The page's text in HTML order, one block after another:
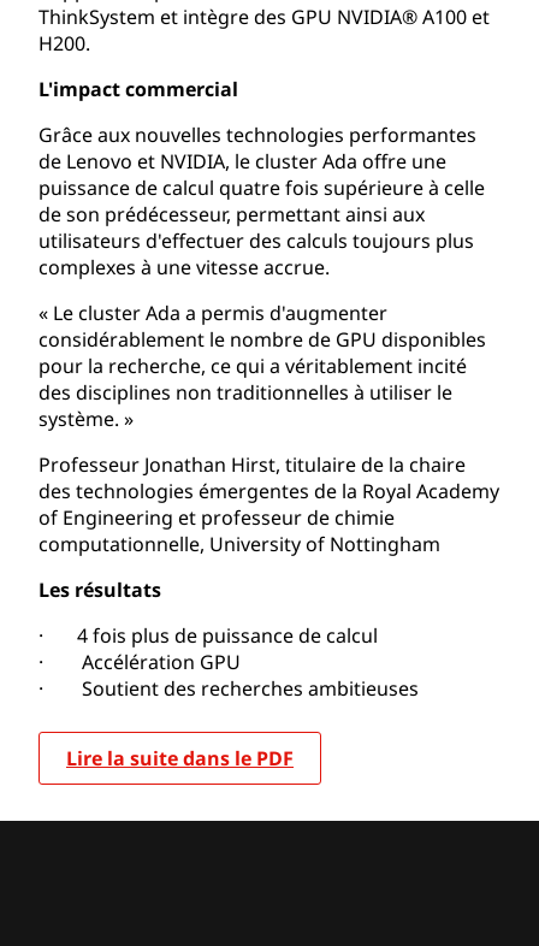
ThinkSystem et intègre des GPU NVIDIA® A100 et
H200.
L'impact commercial
Grâce aux nouvelles technologies performantes
de Lenovo et NVIDIA, le cluster Ada offre une
puissance de calcul quatre fois supérieure à celle
de son prédécesseur, permettant ainsi aux
utilisateurs d'effectuer des calculs toujours plus
complexes à une vitesse accrue.
« Le cluster Ada a permis d'augmenter
considérablement le nombre de GPU disponibles
pour la recherche, ce qui a véritablement incité
des disciplines non traditionnelles à utiliser le
système. »
Professeur Jonathan Hirst, titulaire de la chaire
des technologies émergentes de la Royal Academy
of Engineering et professeur de chimie
computationnelle, University of Nottingham
Les résultats
· 4 fois plus de puissance de calcul
· Accélération GPU
· Soutient des recherches ambitieuses
Lire la suite dans le PDF